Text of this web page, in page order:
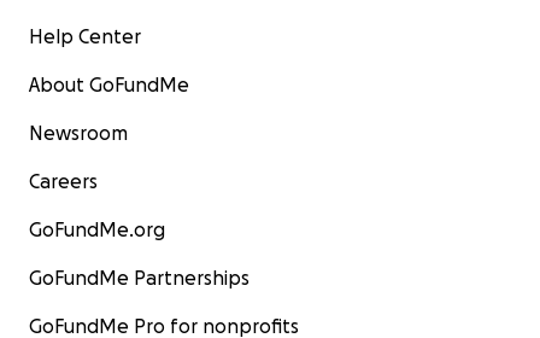
Help Center
About GoFundMe
Newsroom
Careers
GoFundMe.org
GoFundMe Partnerships
GoFundMe Pro for nonprofits